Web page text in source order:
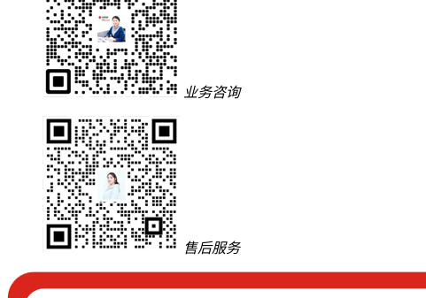
业务咨询
售后服务